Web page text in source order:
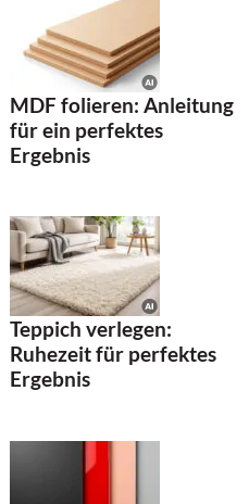
MDF folieren: Anleitung
für ein perfektes
Ergebnis
Teppich verlegen:
Ruhezeit für perfektes
Ergebnis